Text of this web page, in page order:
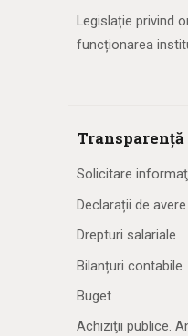
Legislație privind
funcționarea
Solicitare
Declarații de
Drepturi salariale
Bilanțuri contabile
Buget
Achiziţii publice.